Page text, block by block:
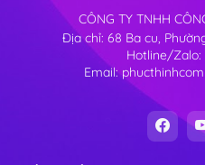
CÔNG TY TNHH
Địa chỉ: 68 Ba cu,
Hotline/Zalo:
Email: